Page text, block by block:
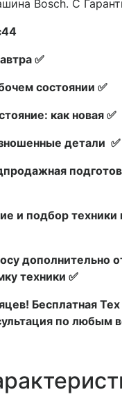
Bosch. С
✅
состоянии ✅
как новая ✅
детали ✅
и подбор
дополнительно
техники ✅
Бесплатная Тех
по любым